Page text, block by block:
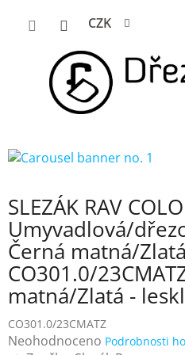
CZK
SLEZÁK RAV
Umyvadlová/
Černá matná/Zlatá
CO301.0/
matná/Zlatá -
CO301.0/23CMATZ
Průměrné
Neohodnoceno Podrobnosti